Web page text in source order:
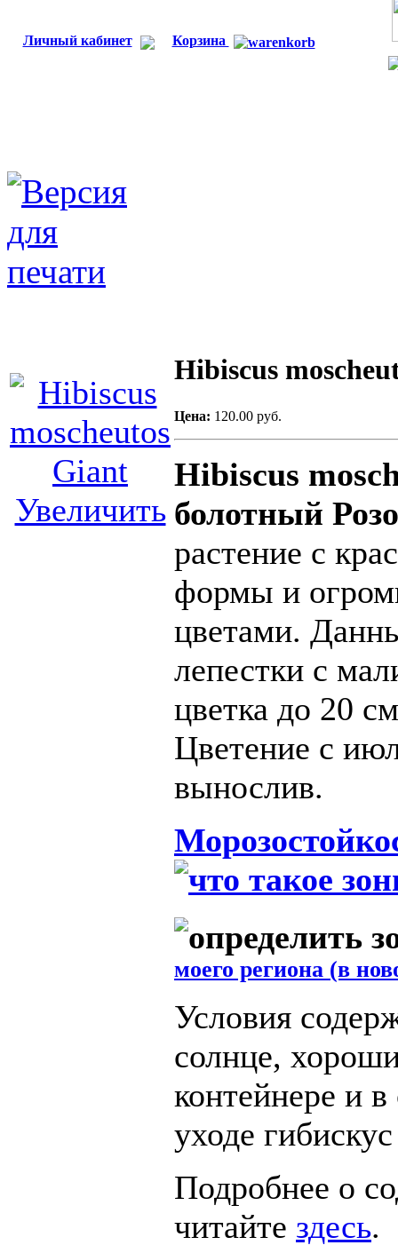
Личный кабинет Корзина
Увеличить
Hibiscus
Цена: 120.00 руб.
Hibiscus
болотный
растение с
формы и
цветами.
лепестки с
цветка до 20
Цветение с
вынослив.
моего региона (в
Условия
солнце,
контейнере и
уходе
Подробнее о
читайте здесь.